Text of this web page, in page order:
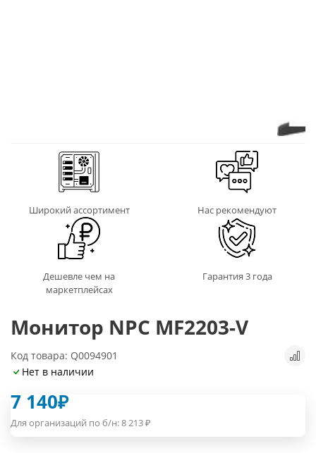
Широкий ассортимент Нас рекомендуют
Дешевле чем на
маркетплейсах
Гарантия 3 года
Монитор NPC MF2203-V
Код товара: Q0094901
Нет в наличии
7 140₽
Для организаций по б/н:8 213₽